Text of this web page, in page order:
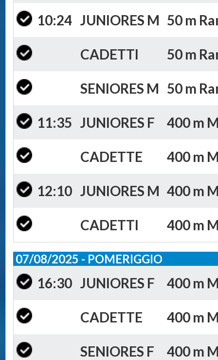
10:24 JUNIORES M 50 m
CADETTI 50 m
SENIORES M 50 m
11:35 JUNIORES F 400 m
CADETTE 400 m
12:10 JUNIORES M 400 m
CADETTI 400 m
07/08/2025 - POMERIGGIO
16:30 JUNIORES F 400 m
CADETTE 400 m
SENIORES F 400 m